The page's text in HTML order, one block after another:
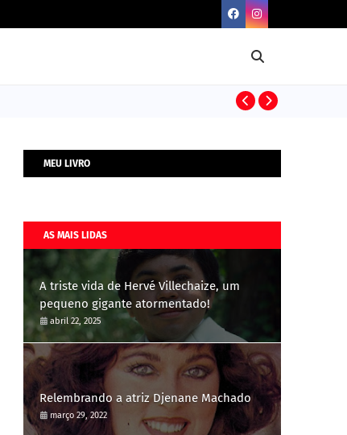
MEU LIVRO
AS MAIS LIDAS
A triste vida de Hervé Villechaize, um
pequeno gigante atormentado!
abril 22, 2025
Relembrando a atriz Djenane Machado
março 29, 2022